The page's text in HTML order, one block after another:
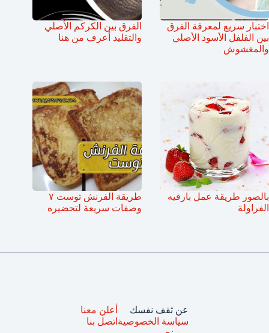
اختبار سريع لمعرفة الفرق
بين الفلفل الأسود الأصلي
والمغشوش
الفرق بين الكركم الأصلي
والتقليد أعرف من هنا
بالصور طريقة عمل بارفيه
الفراولة
طريقة الفرنش توست ٧
وصفات سريعة لتحضيره
عن ثقف نفسك
سياسة الخصوصية
أعلن معنا
اتصل بنا